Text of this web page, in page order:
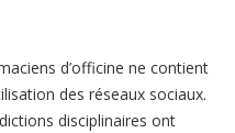
d’officine ne contient
des réseaux sociaux.
disciplinaires ont